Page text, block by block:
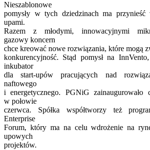
Nieszablonowe
pomysły w tych dziedzinach ma przynieść
upami.
Razem z młodymi, innowacyjnymi
gazowy koncern
chce kreować nowe rozwiązania, które mogą
konkurencyjność. Stąd pomysł na
inkubator
dla start-upów pracujących nad
naftowego
i energetycznego. PGNiG zainaugurowało
w połowie
czerwca. Spółka współtworzy też
Enterprise
Forum, który ma na celu wdrożenie na
upowych
projektów.